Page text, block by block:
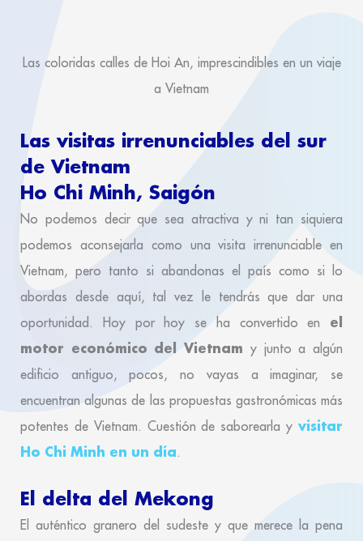
Las coloridas calles de Hoi An, imprescindibles en un viaje
a Vietnam
Las visitas irrenunciables del sur
de Vietnam
Ho Chi Minh, Saigón
No podemos decir que sea atractiva y ni tan siquiera
podemos aconsejarla como una visita irrenunciable en
Vietnam, pero tanto si abandonas el país como si lo
abordas desde aquí, tal vez le tendrás que dar una
oportunidad. Hoy por hoy se ha convertido en el
motor económico del Vietnam y junto a algún
edificio antiguo, pocos, no vayas a imaginar, se
encuentran algunas de las propuestas gastronómicas más
potentes de Vietnam. Cuestión de saborearla y visitar
Ho Chi Minh en un día.
El delta del Mekong
El auténtico granero del sudeste y que merece la pena